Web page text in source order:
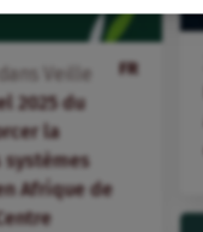
FR
dans
Veille
2025 du
la
Afrique de